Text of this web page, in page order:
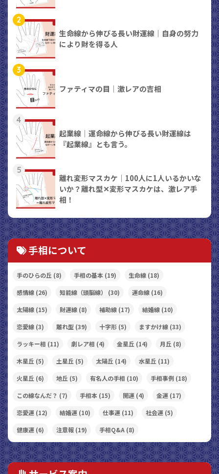
2
生命線から伸びる長い財運線｜自身の努力
により財を得る人
3
ファティマの目｜激レアの吉相
4
起業線｜運命線から伸びる長い財運線は
『起業線』とも言う。
5
離れ変形マスカケ｜100人に1人いるかいな
いか？離れ型✕変形マスカケは、激レア手
相！
手相について
手のひらの丘 (8) 手相の基本 (19) 生命線 (18)
感情線 (26) 知能線（頭脳線） (30) 運命線 (16)
太陽線 (15) 財運線 (8) 補助線 (17) 結婚線 (10)
恋愛線 (3) 離れ型 (39) 十字形 (5) ますかけ線 (33)
ラッキー相 (11) 劇レア相 (4) 金星丘 (14) 月丘 (8)
木星丘 (5) 土星丘 (5) 太陽丘 (14) 水星丘 (11)
火星丘 (6) 地丘 (5) 有名人の手相 (10) 手相事例 (18)
この線なんだ？ (7) 手相本 (15) 開運 (4) 金運 (17)
恋愛運 (12) 結婚運 (10) 仕事運 (11) 社会運 (5)
健康運 (6) 注意報 (19) 手相Q&A (8)